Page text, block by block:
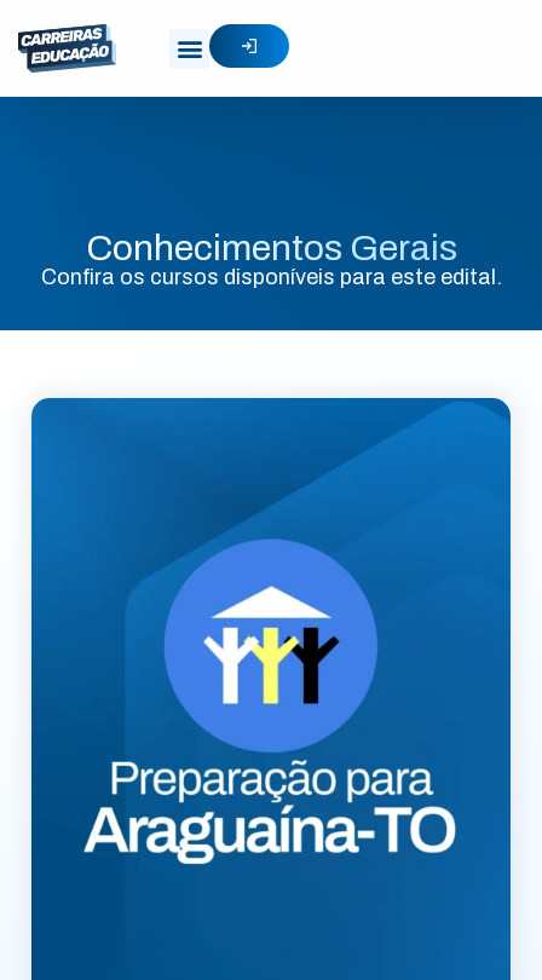
Conhecimentos Gerais
Confira os cursos disponíveis para este edital.